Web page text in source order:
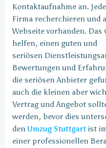
Kontaktaufnahme an.
Firma recherchieren und
Webseite vorhanden. Das
helfen, einen guten und
seriösen
Bewertungen und
die seriösen Anbieter
auch die kleinen aber
Vertrag und Angebot
werden, bevor dies
den Umzug Stuttgart ist
einer professionellen